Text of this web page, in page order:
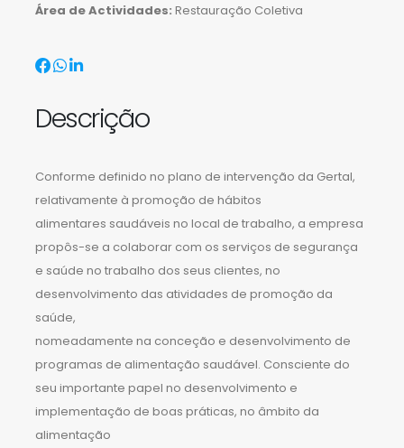
Área de Actividades: Restauração Coletiva
Descrição
Conforme definido no plano de intervenção da Gertal,
relativamente à promoção de hábitos
alimentares saudáveis no local de trabalho, a empresa
propôs-se a colaborar com os serviços de segurança
e saúde no trabalho dos seus clientes, no
desenvolvimento das atividades de promoção da
saúde,
nomeadamente na conceção e desenvolvimento de
programas de alimentação saudável. Consciente do
seu importante papel no desenvolvimento e
implementação de boas práticas, no âmbito da
alimentação